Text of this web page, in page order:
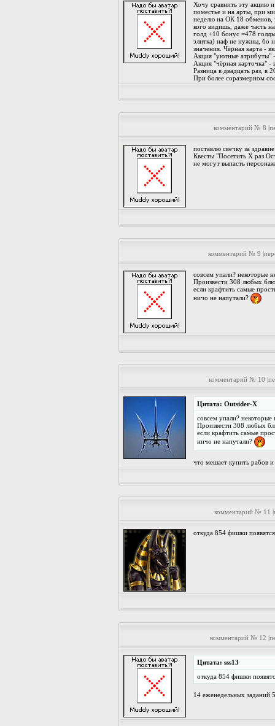
Хочу сравнить эту акцию
поместье и на арты, при
неделю на ОК 18 обменов,
кого видишь, даже часть
голд +10 бонус =478
элитка) наф не нужны, бо
значения. Чёрная карта -
Акция "уютные атрибуты"
Акция "чёрная карточка"
Разница в двадцать раз, в
При более соразмерном
комментарий № 8
поставлю свечку за
Квесты "Посетить Х раз
не могут выпасть
комментарий № 9
совсем упали? некоторые
Произвести 308 любых
если крафтить самые
ничо не напутали?
комментарий № 10
Цитата: Outsider-X
совсем упали?
Произвести 308 любых
если крафтить самые
ничо не напутали?
что мешает купить рабов
комментарий № 11
откуда 854 фишки
комментарий № 12
Цитата: sss13
откуда 854 фишки
14 еженедельных